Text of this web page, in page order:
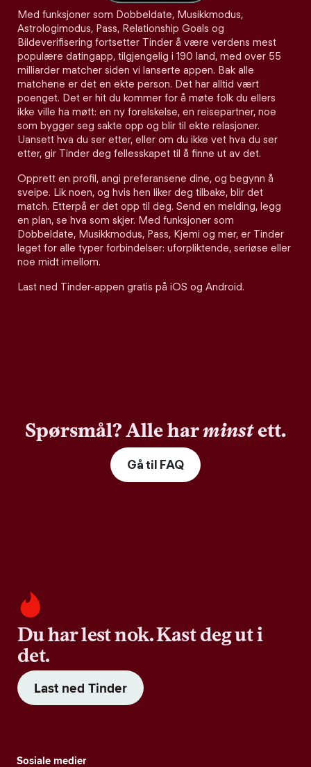
Med funksjoner som Dobbeldate, Musikkmodus,
Astrologimodus, Pass, Relationship Goals og
Bildeverifisering fortsetter Tinder å være verdens mest
populære datingapp, tilgjengelig i 190 land, med over 55
milliarder matcher siden vi lanserte appen. Bak alle
matchene er det en ekte person. Det har alltid vært
poenget. Det er hit du kommer for å møte folk du ellers
ikke ville ha møtt: en ny forelskelse, en reisepartner, noe
som bygger seg sakte opp og blir til ekte relasjoner.
Uansett hva du ser etter, eller om du ikke vet hva du ser
etter, gir Tinder deg fellesskapet til å finne ut av det.
Opprett en profil, angi preferansene dine, og begynn å
sveipe. Lik noen, og hvis hen liker deg tilbake, blir det
match. Etterpå er det opp til deg. Send en melding, legg
en plan, se hva som skjer. Med funksjoner som
Dobbeldate, Musikkmodus, Pass, Kjemi og mer, er Tinder
laget for alle typer forbindelser: uforpliktende, seriøse eller
noe midt imellom.
Last ned Tinder-appen gratis på iOS og Android.
Spørsmål? Alle harminstett.
Gå til FAQ
Du har lest nok. Kast deg ut i
det.
Last ned Tinder
Sosiale medier